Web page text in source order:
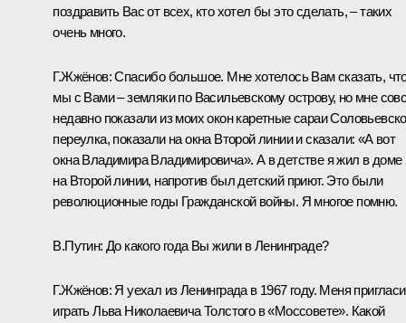
поздравить Вас от всех, кто хотел бы это сделать, – таких
очень много.
Г.Жжёнов: Спасибо большое. Мне хотелось Вам сказать,
мы с Вами – земляки по Васильевскому острову, но мне
недавно показали из моих окон каретные сараи
переулка, показали на окна Второй линии и сказали: «А вот
окна Владимира Владимировича». А в детстве я жил в доме
на Второй линии, напротив был детский приют. Это были
революционные годы Гражданской войны. Я многое помню.
В.Путин: До какого года Вы жили в Ленинграде?
Г.Жжёнов: Я уехал из Ленинграда в 1967 году. Меня
играть Льва Николаевича Толстого в «Моссовете». Какой